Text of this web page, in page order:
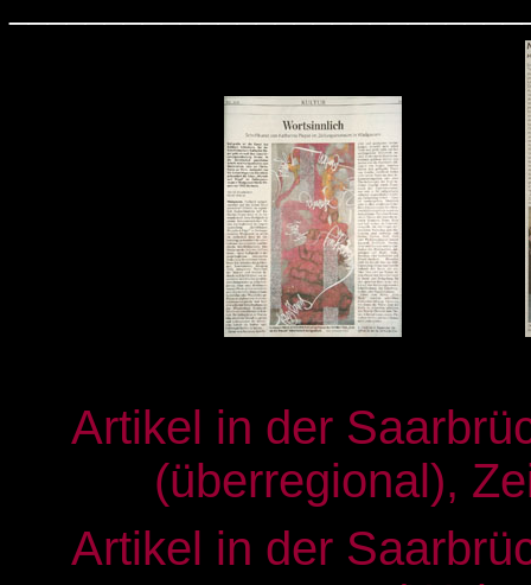
.............
Artikel in der
(überregional),
Artikel in der